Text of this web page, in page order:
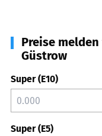
Preise melden
Güstrow
Super (E10)
Super (E5)